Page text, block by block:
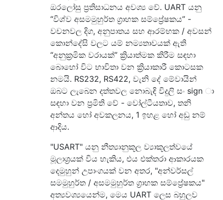
ඔරලෝසු ප්‍රතිසාධනය අවශ්‍ය වේ. UART යනු
“විශ්ව අසමමුහුර්ත ග්‍රාහක සම්ප්‍රේෂකය” -
වචනවල දිග, අනුපාතය සහ ආරම්භක / අවසන්
කොන්දේසි වලට යම් නම්‍යතාවයක් ඇති
“අනුක්‍රමික වරායක්” ක්‍රියාත්මක කිරීම සඳහා
බොහෝ විට භාවිතා වන ක්‍රියාකාරී කොටසක
නමයි. RS232, RS422, වැනි දේ මේවායින්
ඔබට ලැබෙන දත්තවල නොබැඳි විදුලි සං sign ා
සඳහා වන ප්‍රමිති වේ - වෝල්ටීයතාව, තනි
අන්තය හෝ අවකලනය, 1 ඉහළ හෝ අඩු නම්
ආදිය.
"USART" යනු නීත්‍යානුකූල ව්‍යාකූලත්වයේ
මූලාශ්‍රයක් විය හැකිය, එය එක්තරා ආකාරයක
දෙමුහුන් උපාංගයක් වන අතර, "අන්වර්සල්
සමමුහුර්ත / අසමමුහුර්ත ග්‍රාහක සම්ප්‍රේෂකය"
අත්‍යවශ්‍යයෙන්ම, මෙය UART ලෙස බහුලව